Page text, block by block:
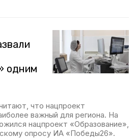
одним
что нацпроект
важный для региона. На
нацпроект «Образование»,
опросу ИА «Победы26».